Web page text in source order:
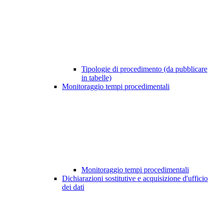
Tipologie di procedimento (da pubblicare
in tabelle)
Monitoraggio tempi procedimentali
Monitoraggio tempi procedimentali
Dichiarazioni sostitutive e acquisizione d'ufficio
dei dati